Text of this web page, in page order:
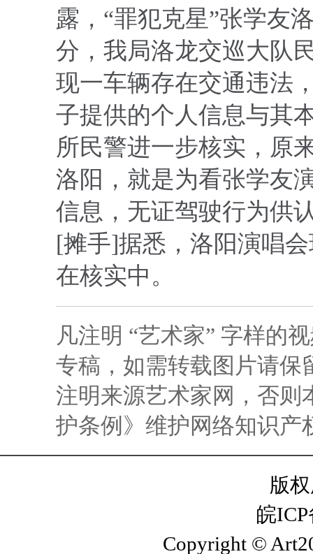
露，“罪犯克星”张学友
分，我局洛龙交巡大队
现一车辆存在交通违法
子提供的个人信息与其
所民警进一步核实，原
洛阳，就是为看张学友
信息，无证驾驶行为供
[摊手]据悉，洛阳演唱
在核实中。
凡注明 “艺术家” 字样的
专稿，如需转载图片请保
注明来源艺术家网，否则
护条例》维护网络知识产
版
皖
Copyright ©